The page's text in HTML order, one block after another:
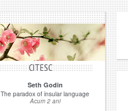
CITESC
Seth Godin
The paradox of insular language
Acum 2 ani